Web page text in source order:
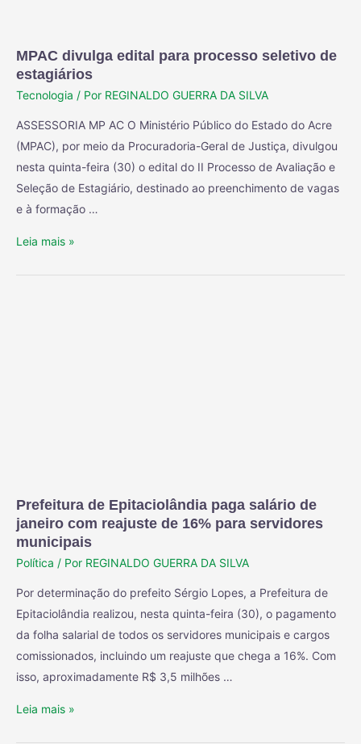
MPAC divulga edital para processo seletivo de
estagiários
Tecnologia / Por REGINALDO GUERRA DA SILVA
ASSESSORIA MP AC O Ministério Público do Estado do Acre
(MPAC), por meio da Procuradoria-Geral de Justiça, divulgou
nesta quinta-feira (30) o edital do II Processo de Avaliação e
Seleção de Estagiário, destinado ao preenchimento de vagas
e à formação …
Leia mais »
Prefeitura de Epitaciolândia paga salário de
janeiro com reajuste de 16% para servidores
municipais
Política / Por REGINALDO GUERRA DA SILVA
Por determinação do prefeito Sérgio Lopes, a Prefeitura de
Epitaciolândia realizou, nesta quinta-feira (30), o pagamento
da folha salarial de todos os servidores municipais e cargos
comissionados, incluindo um reajuste que chega a 16%. Com
isso, aproximadamente R$ 3,5 milhões …
Leia mais »